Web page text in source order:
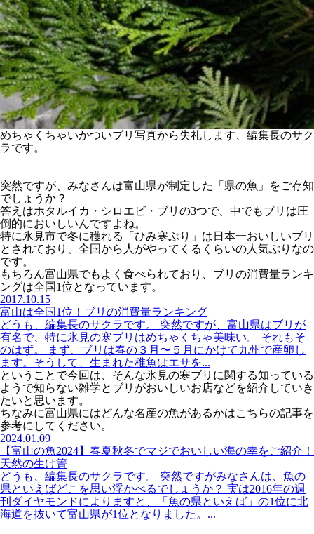
めちゃくちゃいかついブリ写真から失礼します、編集長のサク
ラです。
突然ですが、みなさんは富山県が制定した「県の魚」をご存知
でしょうか？
答えはホタルイカ・シロエビ・ブリの3つで、中でもブリは圧
倒的においしいんですよね。
特に氷見市で冬に穫れる「ひみ寒ぶり」は日本一おいしいブリ
とされており、全国から人がやってくるくらいの人気ぶりなの
です。
もちろん富山県でもよく食べられており、ブリの消費量ランキ
ングは全国1位となっています。
2017.10.15
富山は全国1位！ブリの消費量ランキング
どうも、編集長のサクラです。 突然ですが、富山県はブリが
有名で、特に氷見の寒ブリはめちゃくちゃ美味い。 それもそ
のはず。 まず、ブリは春の３月〜５月にかけて九州で産卵し
ます。そうして、生まれた稚魚はエサを...
ということで今回は、そんな氷見の寒ブリに関する知っている
ようで知らない雑学とブリがおいしいお店などを紹介していき
たいと思います。
ちなみに富山県にはどんな名産の魚があるかはこちらの記事を
参考にしてください。
2024.01.09
【富山の魚2024】春夏秋冬でマジでおいしい海の幸をご紹介！
天然の生け簀
どうも、編集長のサクラです。 突然ですがみなさんは、魚の
県といえばどこを思い浮かべるでしょうか？ 実は2016年の週
刊ダイヤモンドによりますと、「魚の県といえば」の1位に北
海道を抜いて富山県が1位となりました。...